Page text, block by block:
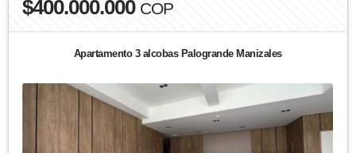
$400.000.000 COP
Apartamento 3 alcobas Palogrande Manizales